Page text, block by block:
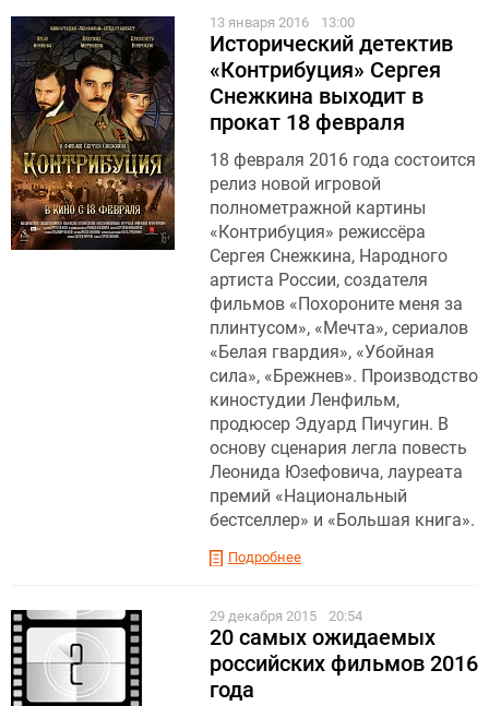
13 января 2016 13:00
Исторический детектив
«Контрибуция» Сергея
Снежкина выходит в
прокат 18 февраля
18 февраля 2016 года состоится
релиз новой игровой
полнометражной картины
«Контрибуция» режиссёра
Сергея Снежкина, Народного
артиста России, создателя
фильмов «Похороните меня за
плинтусом», «Мечта», сериалов
«Белая гвардия», «Убойная
сила», «Брежнев». Производство
киностудии Ленфильм,
продюсер Эдуард Пичугин. В
основу сценария легла повесть
Леонида Юзефовича, лауреата
премий «Национальный
бестселлер» и «Большая книга».
Подробнее
29 декабря 2015 20:54
20 самых ожидаемых
российских фильмов 2016
года